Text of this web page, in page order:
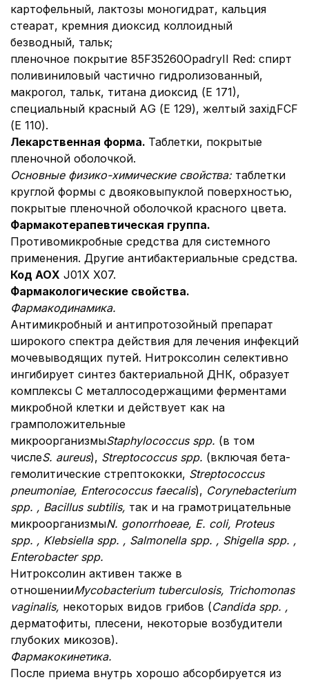
картофельный, лактозы моногидрат, кальция
стеарат, кремния диоксид коллоидный
безводный, тальк;
пленочное покрытие 85F35260OpadryII Red: спирт
поливиниловый частично гидролизованный,
макрогол, тальк, титана диоксид (Е 171),
специальный красный АG (Е 129), желтый західFCF
(Е 110).
Лекарственная форма. Таблетки, покрытые
пленочной оболочкой.
Основные физико-химические свойства: таблетки
круглой формы с двояковыпуклой поверхностью,
покрытые пленочной оболочкой красного цвета.
Фармакотерапевтическая группа.
Противомикробные средства для системного
применения. Другие антибактериальные средства.
Код АОX Ј01Х Х07.
Фармакологические свойства.
Фармакодинамика.
Антимикробный и антипротозойный препарат
широкого спектра действия для лечения инфекций
мочевыводящих путей. Нитроксолин селективно
ингибирует синтез бактериальной ДНК, образует
комплексы С металлосодержащими ферментами
микробной клетки и действует как на
грамположительные
микроорганизмыStaphylococcus spp. (в том
числеS. aureus), Streptococcus spp. (включая бета-
гемолитические стрептококки, Streptococcus
pneumoniae, Enterococcus faecalis), Corynebacterium
spp. , Bacillus subtilis, так и на грамотрицательные
микроорганизмыN. gonorrhoeae, E. coli, Proteus
spp. , Klebsiella spp. , Salmonella spp. , Shigella spp. ,
Enterobacter spp.
Нитроксолин активен также в
отношенииMycobacterium tuberculosis, Trichomonas
vaginalis, некоторых видов грибов (Candida spp. ,
дерматофиты, плесени, некоторые возбудители
глубоких микозов).
Фармакокинетика.
После приема внутрь хорошо абсорбируется из